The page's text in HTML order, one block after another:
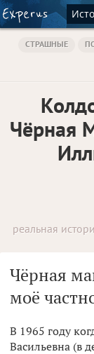
СТРАШНЫЕ
Чёрная
реальная
Чёрная
моё
В 1965 году
Васильевна (в